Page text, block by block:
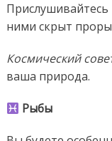
ними скрыт
Космический
ваша природа.
Рыбы